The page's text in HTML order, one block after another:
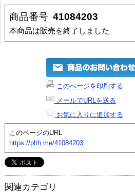
商品番号 41084203
本商品は販売を終了しました
このページを印刷する
メールでURLを送る
お気に入りに追加する
このページのURL
https://plth.me/41084203
関連カテゴリ